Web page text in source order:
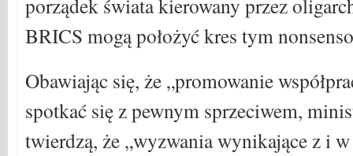
porządek świata kierowany przez
BRICS mogą położyć kres tym
Obawiając się, że „promowanie
spotkać się z pewnym sprzeciwem,
twierdzą, że „wyzwania wynikające z i